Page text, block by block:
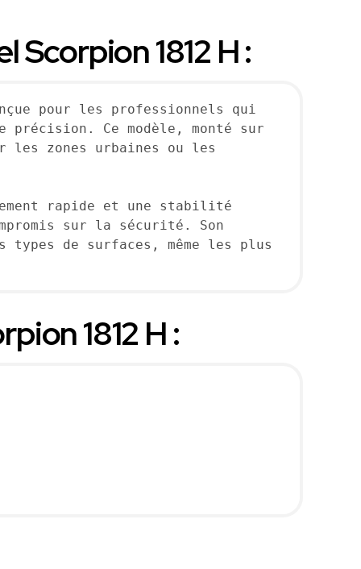
1812 H :
pour les professionnels qui
précision. Ce modèle, monté sur
les zones urbaines ou les
rapide et une stabilité
sur la sécurité. Son
de surfaces, même les plus
1812 H :